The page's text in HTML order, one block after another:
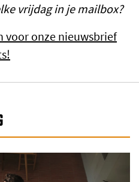
vrijdag in je mailbox?
voor onze nieuwsbrief